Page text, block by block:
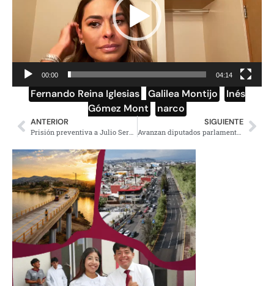
00:00 04:14
Fernando Reina Iglesias Galilea Montijo
Inés
Gómez Mont
narco
ANTERIOR SIGUIENTE
Avanzan diputados parlamento abierto sobre Reforma Eléctrica